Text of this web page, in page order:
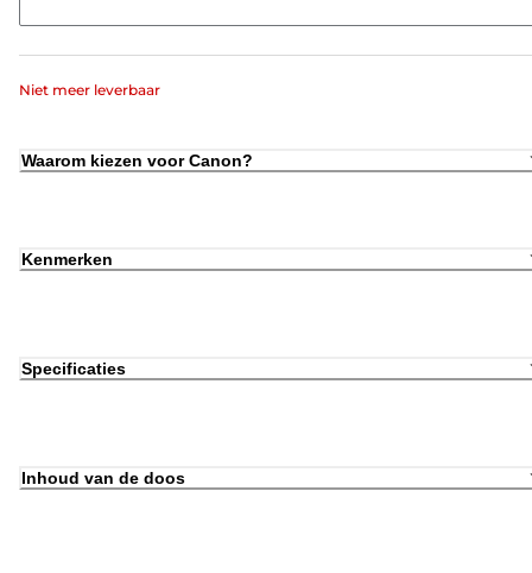
Niet meer leverbaar
Waarom kiezen voor Canon?
Kenmerken
Specificaties
Inhoud van de doos